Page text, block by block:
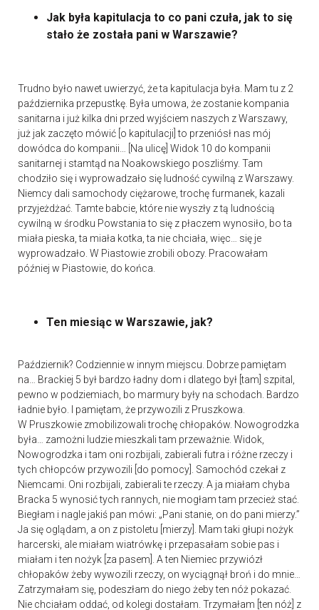
Jak była kapitulacja to co pani czuła, jak to się
stało że została pani w Warszawie?
Trudno było nawet uwierzyć, że ta kapitulacja była. Mam tu z 2
października przepustkę. Była umowa, że zostanie kompania
sanitarna i już kilka dni przed wyjściem naszych z Warszawy,
już jak zaczęto mówić [o kapitulacji] to przeniósł nas mój
dowódca do kompanii… [Na ulicę] Widok 10 do kompanii
sanitarnej i stamtąd na Noakowskiego poszliśmy. Tam
chodziło się i wyprowadzało się ludność cywilną z Warszawy.
Niemcy dali samochody ciężarowe, trochę furmanek, kazali
przyjeżdżać. Tamte babcie, które nie wyszły z tą ludnością
cywilną w środku Powstania to się z płaczem wynosiło, bo ta
miała pieska, ta miała kotka, ta nie chciała, więc… się je
wyprowadzało. W Piastowie zrobili obozy. Pracowałam
później w Piastowie, do końca.
Ten miesiąc w Warszawie, jak?
Październik? Codziennie w innym miejscu. Dobrze pamiętam
na… Brackiej 5 był bardzo ładny dom i dlatego był [tam] szpital,
pewno w podziemiach, bo marmury były na schodach. Bardzo
ładnie było. I pamiętam, że przywozili z Pruszkowa.
W Pruszkowie zmobilizowali trochę chłopaków. Nowogrodzka
była… zamożni ludzie mieszkali tam przeważnie. Widok,
Nowogrodzka i tam oni rozbijali, zabierali futra i różne rzeczy i
tych chłopców przywozili [do pomocy]. Samochód czekał z
Niemcami. Oni rozbijali, zabierali te rzeczy. A ja miałam chyba
Bracka 5 wynosić tych rannych, nie mogłam tam przecież stać.
Biegłam i nagle jakiś pan mówi: „Pani stanie, on do pani mierzy.”
Ja się oglądam, a on z pistoletu [mierzy]. Mam taki głupi nożyk
harcerski, ale miałam wiatrówkę i przepasałam sobie pas i
miałam i ten nożyk [za pasem]. A ten Niemiec przywiózł
chłopaków żeby wywozili rzeczy, on wyciągnął broń i do mnie…
Zatrzymałam się, podeszłam do niego żeby ten nóż pokazać.
Nie chciałam oddać, od kolegi dostałam. Trzymałam [ten nóż] z